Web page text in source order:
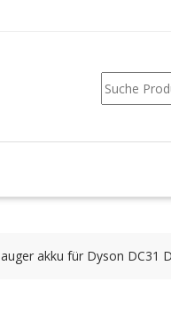
Suchen
akku für Dyson DC31